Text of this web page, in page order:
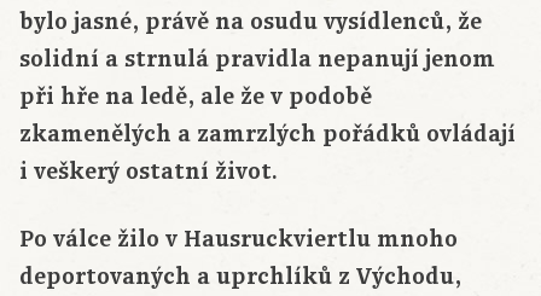
bylo jasné, právě na osudu vysídlenců, že
solidní a strnulá pravidla nepanují jenom
při hře na ledě, ale že v podobě
zkamenělých a zamrzlých pořádků ovládají
i veškerý ostatní život.
Po válce žilo v Hausruckviertlu mnoho
deportovaných a uprchlíků z Východu,